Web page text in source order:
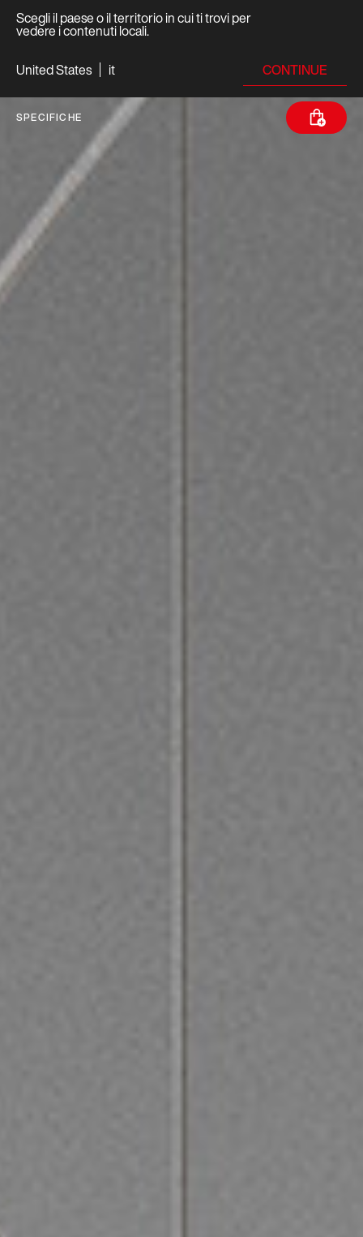
Scegli il paese o il territorio in cui ti trovi per
vedere i contenuti locali.
United States
it CONTINUE
SPECIFICHE